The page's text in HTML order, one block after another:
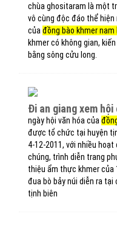
chùa ghositaram là một
vô cùng độc đáo thể
của đồng bào khmer nam
khmer có không gian,
bằng sông cửu long.
đi an giang xem
ngày hội văn hóa của
được tổ chức tại huyện
4-12-2011, với nhiều
chúng, trình diễn trang
thiệu ẩm thực khmer của
đua bò bảy núi diễn ra tại
tịnh biên